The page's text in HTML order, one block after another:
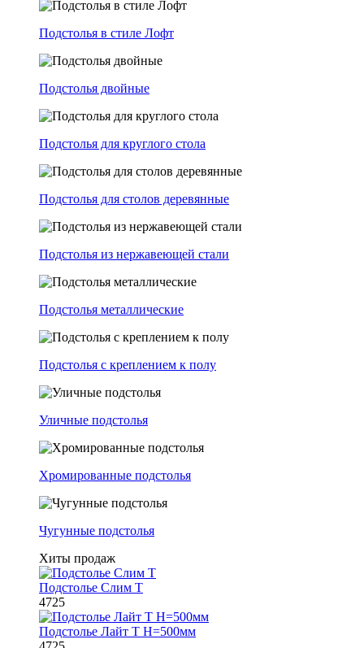
Подстолья в стиле Лофт
Подстолья двойные
Подстолья для круглого стола
Подстолья для столов деревянные
Подстолья из нержавеющей стали
Подстолья металлические
Подстолья с креплением к полу
Уличные подстолья
Хромированные подстолья
Чугунные подстолья
Хиты продаж
Подстолье Слим Т
4725
Подстолье Лайт Т H=500мм